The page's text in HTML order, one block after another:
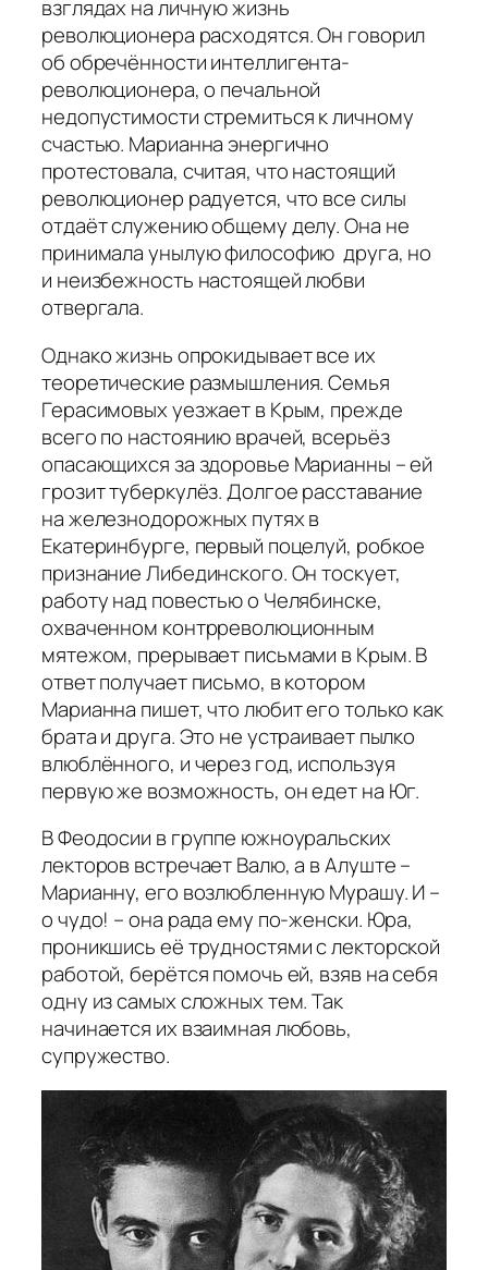
взглядах на личную жизнь
революционера расходятся. Он говорил
об обречённости интеллигента-
революционера, о печальной
недопустимости стремиться к личному
счастью. Марианна энергично
протестовала, считая, что настоящий
революционер радуется, что все силы
отдаёт служению общему делу. Она не
принимала унылую философию друга, но
и неизбежность настоящей любви
отвергала.
Однако жизнь опрокидывает все их
теоретические размышления. Семья
Герасимовых уезжает в Крым, прежде
всего по настоянию врачей, всерьёз
опасающихся за здоровье Марианны – ей
грозит туберкулёз. Долгое расставание
на железнодорожных путях в
Екатеринбурге, первый поцелуй, робкое
признание Либединского. Он тоскует,
работу над повестью о Челябинске,
охваченном контрреволюционным
мятежом, прерывает письмами в Крым. В
ответ получает письмо, в котором
Марианна пишет, что любит его только как
брата и друга. Это не устраивает пылко
влюблённого, и через год, используя
первую же возможность, он едет на Юг.
В Феодосии в группе южноуральских
лекторов встречает Валю, а в Алуште –
Марианну, его возлюбленную Мурашу. И –
о чудо! – она рада ему по-женски. Юра,
проникшись её трудностями с лекторской
работой, берётся помочь ей, взяв на себя
одну из самых сложных тем. Так
начинается их взаимная любовь,
супружество.